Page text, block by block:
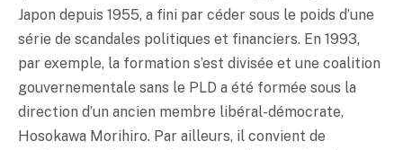
Japon depuis 1955, a fini par céder sous le poids d’une
série de scandales politiques et financiers. En 1993,
par exemple, la formation s’est divisée et une coalition
gouvernementale sans le PLD a été formée sous la
direction d’un ancien membre libéral-démocrate,
Hosokawa Morihiro. Par ailleurs, il convient de